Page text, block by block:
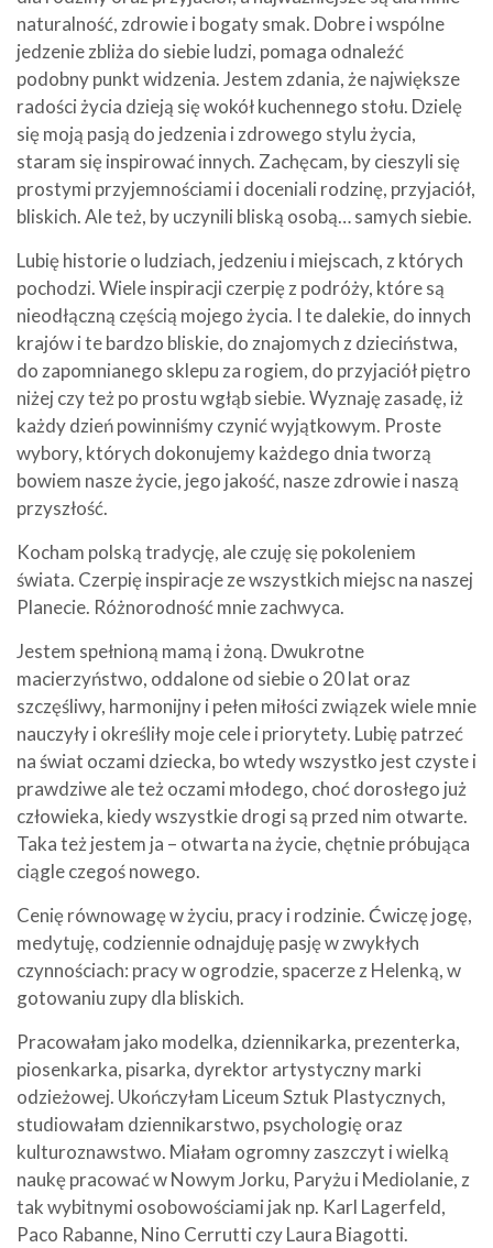
naturalność, zdrowie i bogaty smak. Dobre i wspólne
jedzenie zbliża do siebie ludzi, pomaga odnaleźć
podobny punkt widzenia. Jestem zdania, że największe
radości życia dzieją się wokół kuchennego stołu. Dzielę
się moją pasją do jedzenia i zdrowego stylu życia,
staram się inspirować innych. Zachęcam, by cieszyli się
prostymi przyjemnościami i doceniali rodzinę, przyjaciół,
bliskich. Ale też, by uczynili bliską osobą… samych siebie.
Lubię historie o ludziach, jedzeniu i miejscach, z których
pochodzi. Wiele inspiracji czerpię z podróży, które są
nieodłączną częścią mojego życia. I te dalekie, do innych
krajów i te bardzo bliskie, do znajomych z dzieciństwa,
do zapomnianego sklepu za rogiem, do przyjaciół piętro
niżej czy też po prostu wgłąb siebie. Wyznaję zasadę, iż
każdy dzień powinniśmy czynić wyjątkowym. Proste
wybory, których dokonujemy każdego dnia tworzą
bowiem nasze życie, jego jakość, nasze zdrowie i naszą
przyszłość.
Kocham polską tradycję, ale czuję się pokoleniem
świata. Czerpię inspiracje ze wszystkich miejsc na naszej
Planecie. Różnorodność mnie zachwyca.
Jestem spełnioną mamą i żoną. Dwukrotne
macierzyństwo, oddalone od siebie o 20 lat oraz
szczęśliwy, harmonijny i pełen miłości związek wiele mnie
nauczyły i określiły moje cele i priorytety. Lubię patrzeć
na świat oczami dziecka, bo wtedy wszystko jest czyste i
prawdziwe ale też oczami młodego, choć dorosłego już
człowieka, kiedy wszystkie drogi są przed nim otwarte.
Taka też jestem ja – otwarta na życie, chętnie próbująca
ciągle czegoś nowego.
Cenię równowagę w życiu, pracy i rodzinie. Ćwiczę jogę,
medytuję, codziennie odnajduję pasję w zwykłych
czynnościach: pracy w ogrodzie, spacerze z Helenką, w
gotowaniu zupy dla bliskich.
Pracowałam jako modelka, dziennikarka, prezenterka,
piosenkarka, pisarka, dyrektor artystyczny marki
odzieżowej. Ukończyłam Liceum Sztuk Plastycznych,
studiowałam dziennikarstwo, psychologię oraz
kulturoznawstwo. Miałam ogromny zaszczyt i wielką
naukę pracować w Nowym Jorku, Paryżu i Mediolanie, z
tak wybitnymi osobowościami jak np. Karl Lagerfeld,
Paco Rabanne, Nino Cerrutti czy Laura Biagotti.